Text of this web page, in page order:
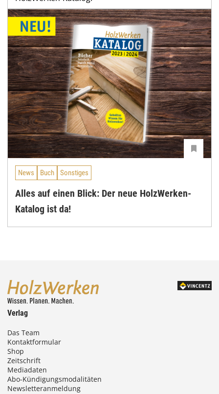
News Buch Sonstiges
Alles auf einen Blick: Der neue HolzWerken-
Katalog ist da!
Verlag
Das Team
Kontaktformular
Shop
Zeitschrift
Mediadaten
Abo-Kündigungsmodalitäten
Newsletteranmeldung